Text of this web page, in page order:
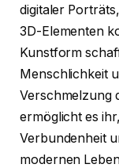
digitaler
3D-Elementen
Kunstform
Menschlichkeit
Verschmelzung
ermöglicht es
Verbundenheit
modernen